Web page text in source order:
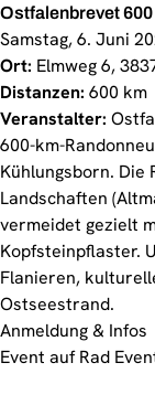
Ostfalenbrevet 600
Samstag, 6. Juni
Ort: Elmweg 6,
Distanzen: 600 km
Veranstalter:
600-km-
Kühlungsborn.
Landschaften
vermeidet gezielt
Kopfsteinpflaster.
Flanieren,
Ostseestrand.
Anmeldung & Infos
Event auf Rad